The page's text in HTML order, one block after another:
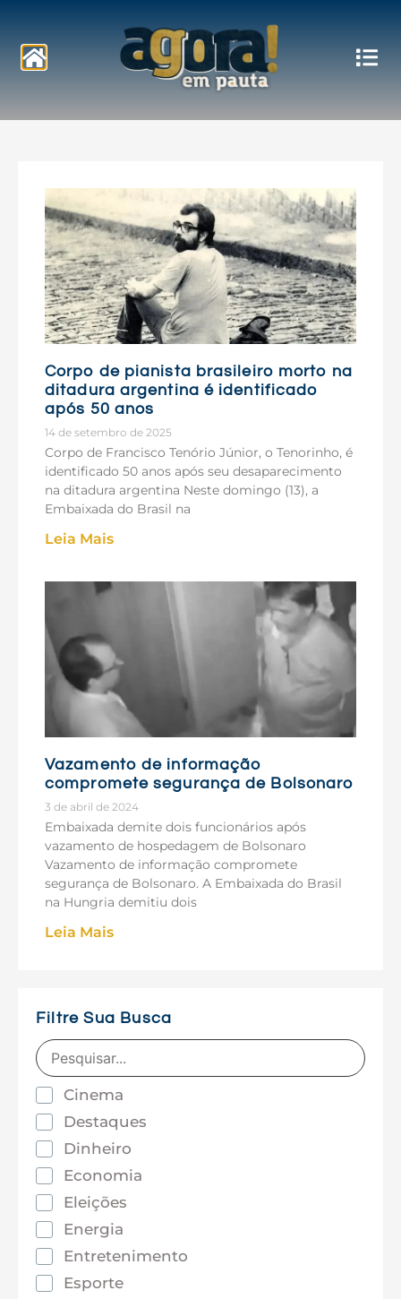
Notícias
Corpo de pianista brasileiro morto na
ditadura argentina é identificado
após 50 anos
14 de setembro de 2025
Corpo de Francisco Tenório Júnior, o Tenorinho, é
identificado 50 anos após seu desaparecimento
na ditadura argentina Neste domingo (13), a
Embaixada do Brasil na
Leia Mais
Vazamento de informação
compromete segurança de Bolsonaro
3 de abril de 2024
Embaixada demite dois funcionários após
vazamento de hospedagem de Bolsonaro
Vazamento de informação compromete
segurança de Bolsonaro. A Embaixada do Brasil
na Hungria demitiu dois
Leia Mais
Filtre Sua Busca
Cinema
Destaques
Dinheiro
Economia
Eleições
Energia
Entretenimento
Esporte